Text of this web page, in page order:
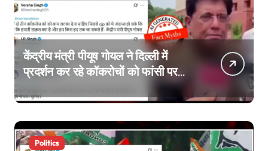
केंद्रीय मंत्री पीयूष गोयल ने दिल्ली में
प्रदर्शन कर रहे कॉकरोचों को फांसी पर
लटकाने की बात नहीं की, वायरल वीडियो
AI जेनरेटेड है
Politics